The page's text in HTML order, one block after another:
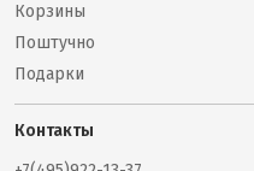
Корзины
Поштучно
Подарки
Контакты